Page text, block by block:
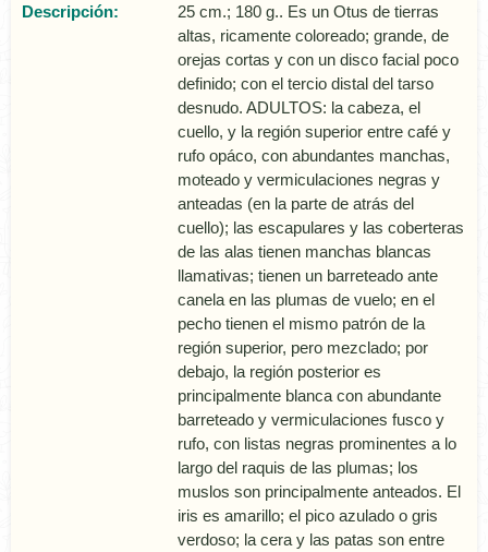
Descripción:
25 cm.; 180 g.. Es un Otus de tierras
altas, ricamente coloreado; grande, de
orejas cortas y con un disco facial poco
definido; con el tercio distal del tarso
desnudo. ADULTOS: la cabeza, el
cuello, y la región superior entre café y
rufo opáco, con abundantes manchas,
moteado y vermiculaciones negras y
anteadas (en la parte de atrás del
cuello); las escapulares y las coberteras
de las alas tienen manchas blancas
llamativas; tienen un barreteado ante
canela en las plumas de vuelo; en el
pecho tienen el mismo patrón de la
región superior, pero mezclado; por
debajo, la región posterior es
principalmente blanca con abundante
barreteado y vermiculaciones fusco y
rufo, con listas negras prominentes a lo
largo del raquis de las plumas; los
muslos son principalmente anteados. El
iris es amarillo; el pico azulado o gris
verdoso; la cera y las patas son entre